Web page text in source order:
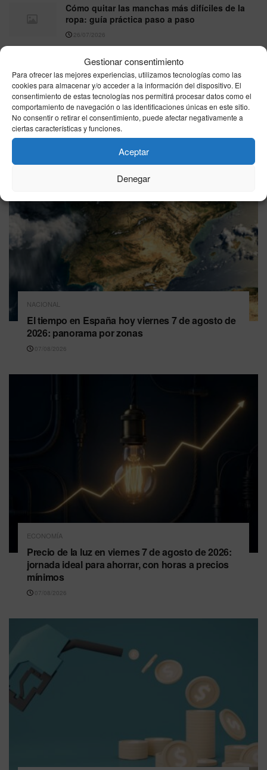
Gestionar consentimiento
Para ofrecer las mejores experiencias, utilizamos tecnologías como las
cookies para almacenar y/o acceder a la información del dispositivo. El
consentimiento de estas tecnologías nos permitirá procesar datos como el
comportamiento de navegación o las identificaciones únicas en este sitio.
No consentir o retirar el consentimiento, puede afectar negativamente a
ciertas características y funciones.
Aceptar
Denegar
Cómo quitar las manchas más difíciles de la
ropa: guía práctica paso a paso
26/07/2026
VER MÁS
Última hora
NACIONAL
El tiempo en España hoy viernes 7 de agosto de
2026: panorama por zonas
07/08/2026
ECONOMÍA
Precio de la luz en viernes 7 de agosto de 2026:
jornada ideal para ahorrar, con horas a precios
mínimos
07/08/2026